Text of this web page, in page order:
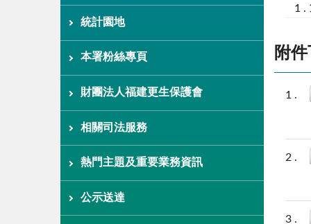
統計園地
本署粉絲專頁
財團法人福建更生保護會
相關司法服務
熱門主題及重要業務資訊
公示送達
附